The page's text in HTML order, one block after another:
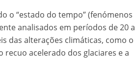
o “estado do tempo” (fenómenos
analisados em períodos de 20 a
das alterações climáticas, como o
acelerado dos glaciares e a